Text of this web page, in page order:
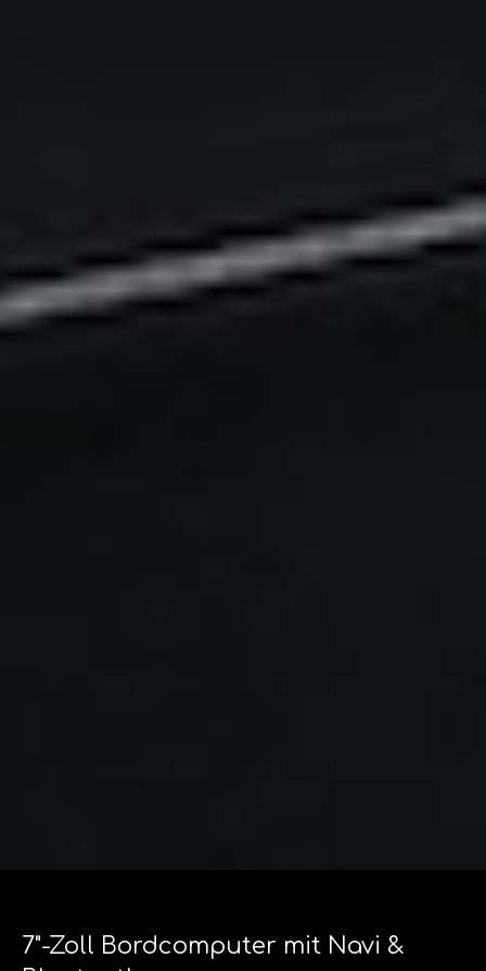
7"-Zoll Bordcomputer mit Navi &